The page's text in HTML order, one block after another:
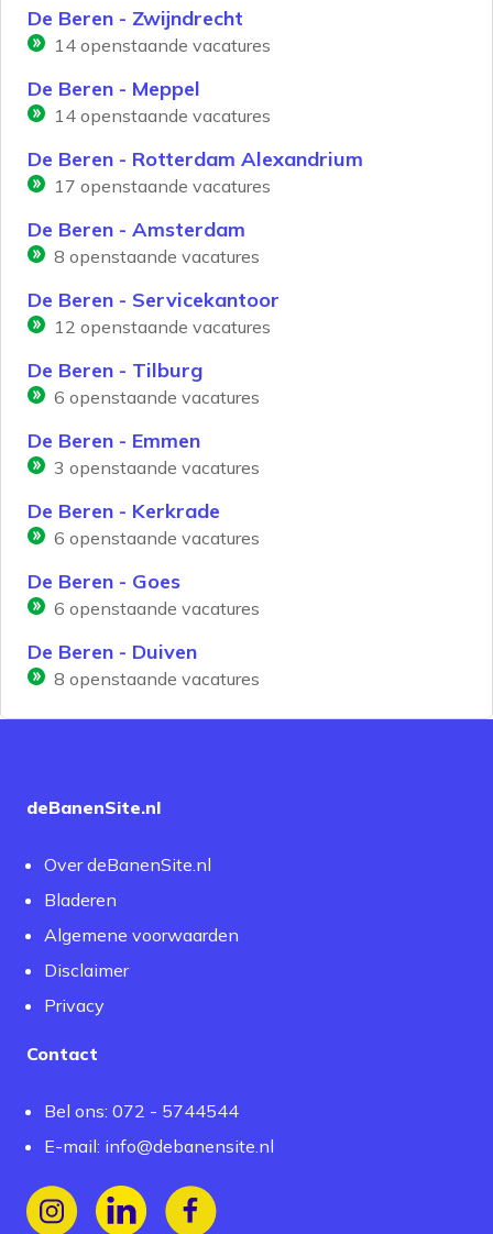
De Beren - Zwijndrecht
14 openstaande vacatures
De Beren - Meppel
14 openstaande vacatures
De Beren - Rotterdam Alexandrium
17 openstaande vacatures
De Beren - Amsterdam
8 openstaande vacatures
De Beren - Servicekantoor
12 openstaande vacatures
De Beren - Tilburg
6 openstaande vacatures
De Beren - Emmen
3 openstaande vacatures
De Beren - Kerkrade
6 openstaande vacatures
De Beren - Goes
6 openstaande vacatures
De Beren - Duiven
8 openstaande vacatures
deBanenSite.nl
Over deBanenSite.nl
Bladeren
Algemene voorwaarden
Disclaimer
Privacy
Contact
Bel ons: 072 - 5744544
E-mail: info@debanensite.nl